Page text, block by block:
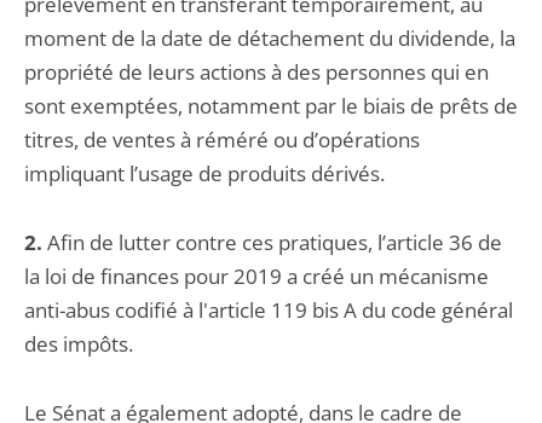
moment de la date de détachement du dividende, la
propriété de leurs actions à des personnes qui en
sont exemptées, notamment par le biais de prêts de
titres, de ventes à réméré ou d’opérations
impliquant l’usage de produits dérivés.
2. Afin de lutter contre ces pratiques, l’article 36 de
la loi de finances pour 2019 a créé un mécanisme
anti-abus codifié à l'article 119 bis A du code général
des impôts.
Le Sénat a également adopté, dans le cadre de